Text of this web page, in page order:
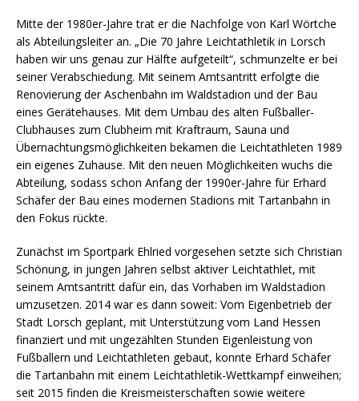
Mitte der 1980er-Jahre trat er die Nachfolge von Karl Wörtche
als Abteilungsleiter an. „Die 70 Jahre Leichtathletik in Lorsch
haben wir uns genau zur Hälfte aufgeteilt“, schmunzelte er bei
seiner Verabschiedung. Mit seinem Amtsantritt erfolgte die
Renovierung der Aschenbahn im Waldstadion und der Bau
eines Gerätehauses. Mit dem Umbau des alten Fußballer-
Clubhauses zum Clubheim mit Kraftraum, Sauna und
Übernachtungsmöglichkeiten bekamen die Leichtathleten 1989
ein eigenes Zuhause. Mit den neuen Möglichkeiten wuchs die
Abteilung, sodass schon Anfang der 1990er-Jahre für Erhard
Schäfer der Bau eines modernen Stadions mit Tartanbahn in
den Fokus rückte.
Zunächst im Sportpark Ehlried vorgesehen setzte sich Christian
Schönung, in jungen Jahren selbst aktiver Leichtathlet, mit
seinem Amtsantritt dafür ein, das Vorhaben im Waldstadion
umzusetzen. 2014 war es dann soweit: Vom Eigenbetrieb der
Stadt Lorsch geplant, mit Unterstützung vom Land Hessen
finanziert und mit ungezählten Stunden Eigenleistung von
Fußballern und Leichtathleten gebaut, konnte Erhard Schäfer
die Tartanbahn mit einem Leichtathletik-Wettkampf einweihen;
seit 2015 finden die Kreismeisterschaften sowie weitere